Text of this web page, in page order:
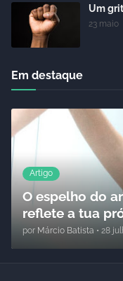
Um
23 maio
Em destaque
Artigo
O espelho do
reflete a tua
por Márcio Batista • 28